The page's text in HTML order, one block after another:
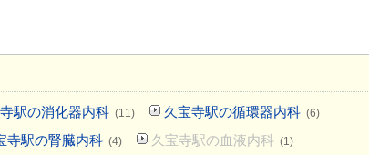
駅の消化器内科 (11) 久宝寺駅の循環器内科 (6)
寺駅の腎臓内科 (4) 久宝寺駅の血液内科 (1)